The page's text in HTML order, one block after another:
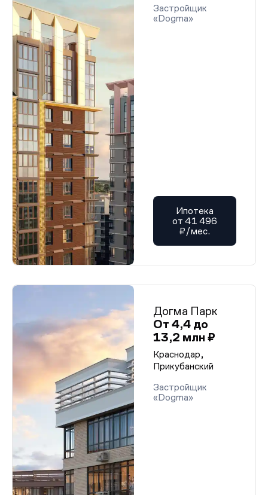
Застройщик
«Dogma»
Ипотека
от 41 496
₽/мес.
Догма Парк
От 4,4 до
13,2 млн ₽
Краснодар,
Прикубанский
Застройщик
«Dogma»